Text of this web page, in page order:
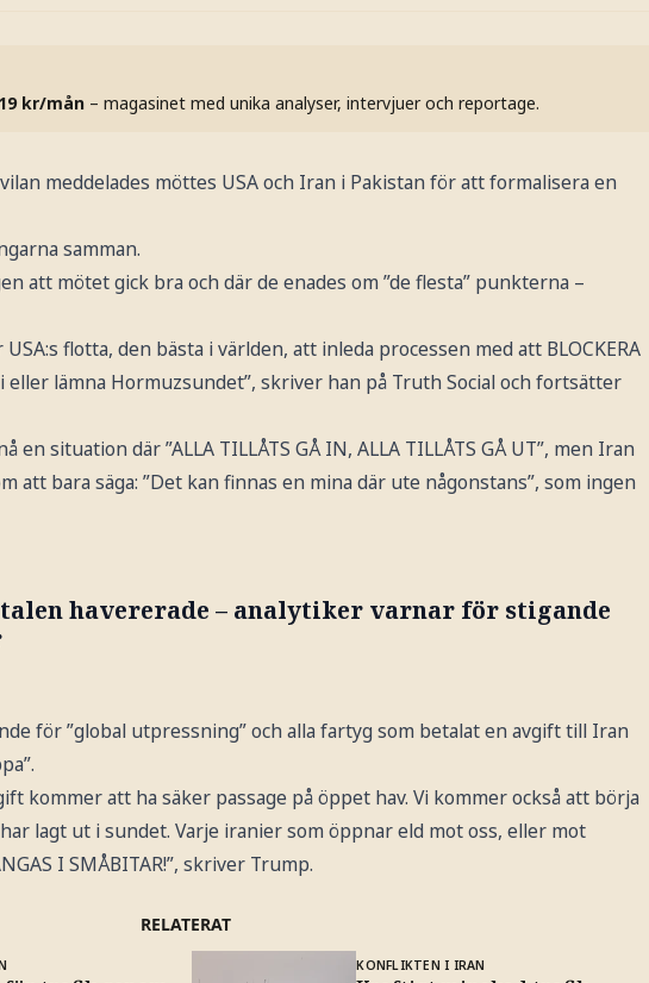
kr/mån – magasinet med unika analyser, intervjuer och reportage.
meddelades möttes USA och Iran i Pakistan för att formalisera en
samman.
att mötet gick bra och där de enades om ”de flesta” punkterna –
flotta, den bästa i världen, att inleda processen med att BLOCKERA
lämna Hormuzsundet”, skriver han på Truth Social och fortsätter
situation där ”ALLA TILLÅTS GÅ IN, ALLA TILLÅTS GÅ UT”, men Iran
att bara säga: ”Det kan finnas en mina där ute någonstans”, som ingen
havererade – analytiker varnar för stigande
för ”global utpressning” och alla fartyg som betalat en avgift till Iran
kommer att ha säker passage på öppet hav. Vi kommer också att börja
lagt ut i sundet. Varje iranier som öppnar eld mot oss, eller mot
I SMÅBITAR!”, skriver Trump.
RELATERAT
KONFLIKTEN I IRAN